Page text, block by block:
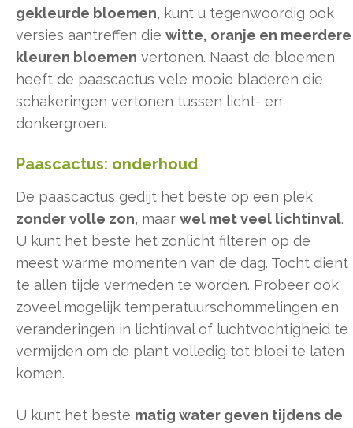
gekleurde bloemen, kunt u tegenwoordig ook
versies aantreffen die witte, oranje en meerdere
kleuren bloemen vertonen. Naast de bloemen
heeft de paascactus vele mooie bladeren die
schakeringen vertonen tussen licht- en
donkergroen.
Paascactus: onderhoud
De paascactus gedijt het beste op een plek
zonder volle zon, maar wel met veel lichtinval.
U kunt het beste het zonlicht filteren op de
meest warme momenten van de dag. Tocht dient
te allen tijde vermeden te worden. Probeer ook
zoveel mogelijk temperatuurschommelingen en
veranderingen in lichtinval of luchtvochtigheid te
vermijden om de plant volledig tot bloei te laten
komen.
U kunt het beste matig water geven tijdens de